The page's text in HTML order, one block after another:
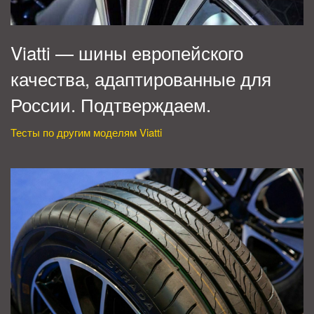
Viatti — шины европейского
качества, адаптированные для
России. Подтверждаем.
Тесты по другим моделям Viatti